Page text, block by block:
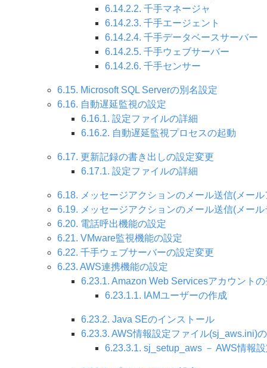
6.14.2.2. 千手マネージャ
6.14.2.3. 千手エージェント
6.14.2.4. 千手データベースサーバー
6.14.2.5. 千手ウェブサーバー
6.14.2.6. 千手センサー
6.15. Microsoft SQL Serverの別名設定
6.16. 自動遅延監視の設定
6.16.1. 設定ファイルの詳細
6.16.2. 自動遅延監視プロセスの起動
6.17. 更新記録の書き出しの設定変更
6.17.1. 設定ファイルの詳細
6.18. メッセージアクションのメール送信(メー
6.19. メッセージアクションのメール送信(メー
6.20. 電話呼出機能の設定
6.21. VMware監視機能の設定
6.22. 千手ウェブサーバーの設定変更
6.23. AWS連携機能の設定
6.23.1. Amazon Web Servicesアカウント
6.23.1.1. IAMユーザーの作成
6.23.2. Java SEのインストール
6.23.3. AWS情報設定ファイル(sj_aws.ini)
6.23.3.1. sj_setup_aws － AWS情報